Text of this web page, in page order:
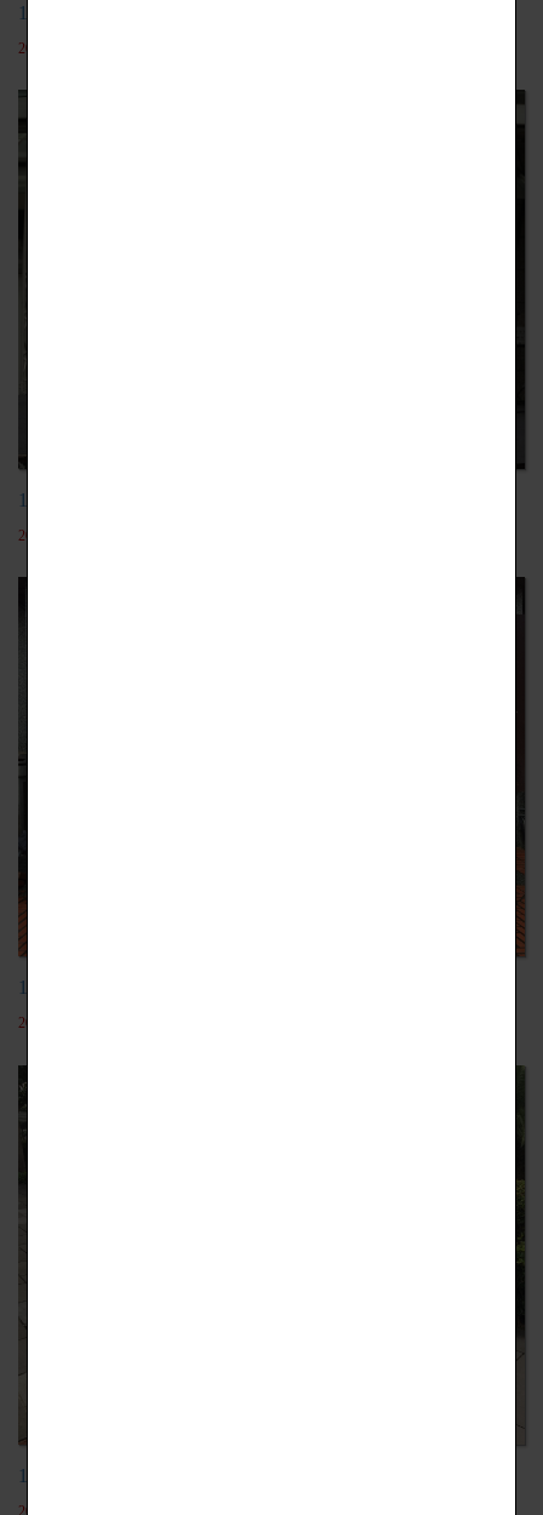
106-2職場體驗-義大107.04.17
2018-09-25
106-2均質化新竹外語才藝秀107.04.14
2018-09-20
106-1職場體驗-九份106.12.07
2018-09-25
106-1職場體驗-淡水106.11.09
2018-09-25